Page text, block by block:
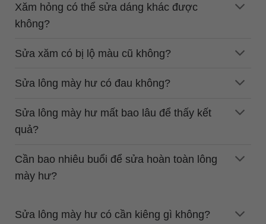
Xăm hỏng có thể sửa dáng khác được
không?
Sửa xăm có bị lộ màu cũ không?
Sửa lông mày hư có đau không?
Sửa lông mày hư mất bao lâu để thấy kết
quả?
Cần bao nhiêu buổi để sửa hoàn toàn lông
mày hư?
Sửa lông mày hư có cần kiêng gì không?